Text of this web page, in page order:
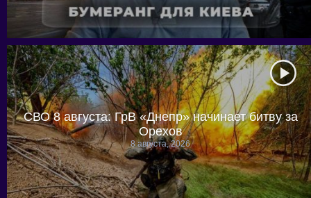
СВО 8 августа: ГрВ «Днепр» начинает битву за
Орехов
8 августа, 2026